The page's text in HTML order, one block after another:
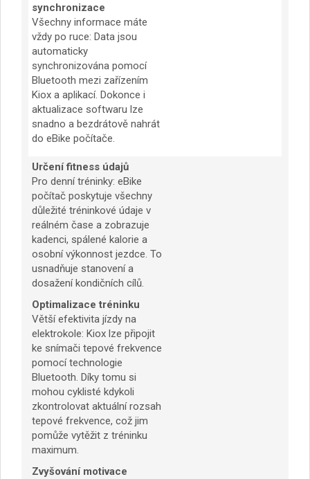
synchronizace
Všechny informace máte
vždy po ruce: Data jsou
automaticky
synchronizována pomocí
Bluetooth mezi zařízením
Kiox a aplikací. Dokonce i
aktualizace softwaru lze
snadno a bezdrátově nahrát
do eBike počítače.
Určení fitness údajů
Pro denní tréninky: eBike
počítač poskytuje všechny
důležité tréninkové údaje v
reálném čase a zobrazuje
kadenci, spálené kalorie a
osobní výkonnost jezdce. To
usnadňuje stanovení a
dosažení kondičních cílů.
Optimalizace tréninku
Větší efektivita jízdy na
elektrokole: Kiox lze připojit
ke snímači tepové frekvence
pomocí technologie
Bluetooth. Díky tomu si
mohou cyklisté kdykoli
zkontrolovat aktuální rozsah
tepové frekvence, což jim
pomůže vytěžit z tréninku
maximum.
Zvyšování motivace